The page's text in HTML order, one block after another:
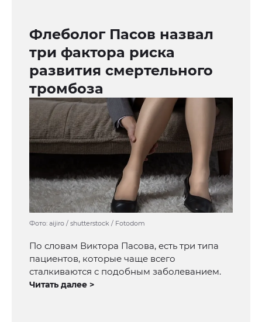
Флеболог Пасов назвал
три фактора риска
развития смертельного
тромбоза
Фото: aijiro / shutterstock / Fotodom
По словам Виктора Пасова, есть три типа
пациентов, которые чаще всего
сталкиваются с подобным заболеванием.
Читать далее >